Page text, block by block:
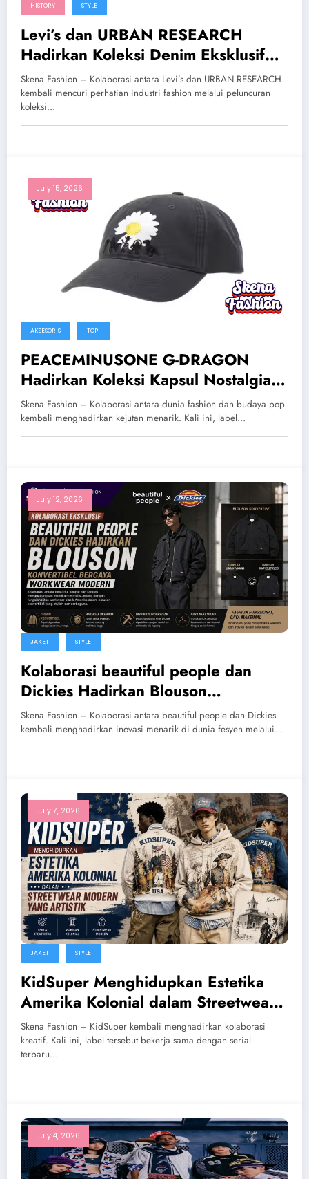
HISTORY STYLE
Levi’s dan URBAN RESEARCH
Hadirkan Koleksi Denim Eksklusif
Kolaborasi Terbaru
Skena Fashion – Kolaborasi antara Levi’s dan URBAN RESEARCH
kembali mencuri perhatian industri fashion melalui peluncuran
koleksi…
July 15, 2026
AKSESORIS TOPI
PEACEMINUSONE G-DRAGON
Hadirkan Koleksi Kapsul Nostalgia
Bersama Toy Story Pixar
Skena Fashion – Kolaborasi antara dunia fashion dan budaya pop
kembali menghadirkan kejutan menarik. Kali ini, label…
July 12, 2026
JAKET STYLE
Kolaborasi beautiful people dan
Dickies Hadirkan Blouson
Konvertibel Bergaya Workwear
Modern
Skena Fashion – Kolaborasi antara beautiful people dan Dickies
kembali menghadirkan inovasi menarik di dunia fesyen melalui…
July 7, 2026
JAKET STYLE
KidSuper Menghidupkan Estetika
Amerika Kolonial dalam Streetwear
Modern yang Artistik
Skena Fashion – KidSuper kembali menghadirkan kolaborasi
kreatif. Kali ini, label tersebut bekerja sama dengan serial
terbaru…
July 4, 2026